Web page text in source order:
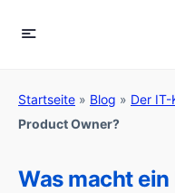
Startseite » Blog » Der
Product Owner?
Was macht